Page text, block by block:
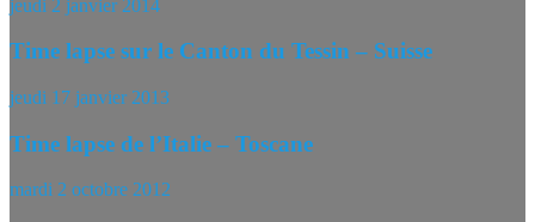
jeudi 2 janvier 2014
Time lapse sur le Canton du Tessin – Suisse
jeudi 17 janvier 2013
Time lapse de l’Italie – Toscane
mardi 2 octobre 2012